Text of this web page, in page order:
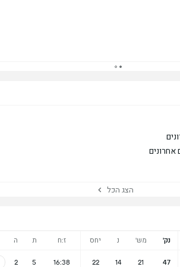
נק' מש' נ יחס ז:ח ת ה
47
21
14
22
16:38
5
2
הצג הכל